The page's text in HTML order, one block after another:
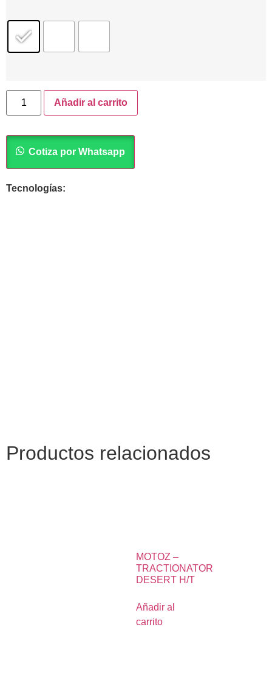
Añadir al carrito
Cotiza por Whatsapp
Tecnologías:
Productos relacionados
MOTOZ –
TRACTIONATOR
DESERT H/T
Añadir al
carrito